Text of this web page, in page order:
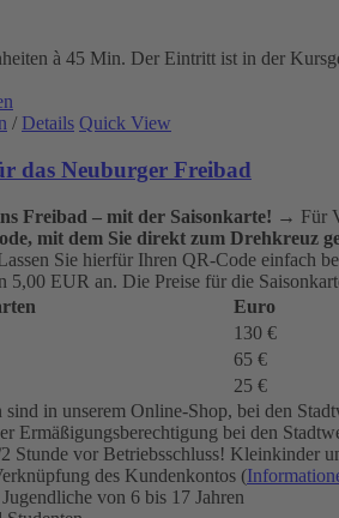
à 45 Min. Der Eintritt ist in der
/ Details Quick View
das Neuburger Freibad
Freibad – mit der Saisonkarte! → Für
mit dem Sie direkt zum Drehkreuz
Sie hierfür Ihren QR-Code einfach
5,00 EUR an. Die Preise für die
Euro
130 €
65 €
25 €
sind in unserem Online-Shop, bei den
Ermäßigungsberechtigung bei den
Stunde vor Betriebsschluss! Kleinkinder
des Kundenkontos (
von 6 bis 17 Jahren